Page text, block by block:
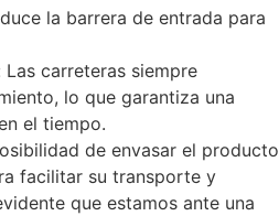
la barrera de entrada para
carreteras siempre
lo que garantiza una
el tiempo.
de envasar el producto
facilitar su transporte y
que estamos ante una